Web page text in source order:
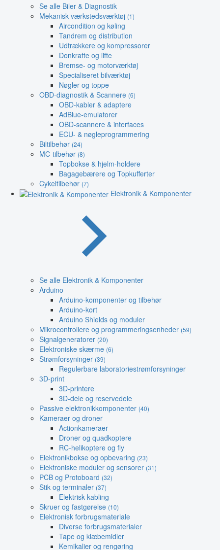
Se alle Biler & Diagnostik
Mekanisk værkstedsværktøj (1)
Aircondition og køling
Tandrem og distribution
Udtrækkere og kompressorer
Donkrafte og lifte
Bremse- og motorværktøj
Specialiseret bilværktøj
Nøgler og toppe
OBD-diagnostik & Scannere (6)
OBD-kabler & adaptere
AdBlue-emulatorer
OBD-scannere & interfaces
ECU- & nøgleprogrammering
Biltilbehør (24)
MC-tilbehør (8)
Topbokse & hjelm-holdere
Bagagebærere og Topkufferter
Cykeltilbehør (7)
Elektronik & Komponenter
Se alle Elektronik & Komponenter
Arduino
Arduino-komponenter og tilbehør
Arduino-kort
Arduino Shields og moduler
Mikrocontrollere og programmeringsenheder (59)
Signalgeneratorer (20)
Elektroniske skærme (6)
Strømforsyninger (39)
Regulerbare laboratoriestrømforsyninger
3D-print
3D-printere
3D-dele og reservedele
Passive elektronikkomponenter (40)
Kameraer og droner
Actionkameraer
Droner og quadkoptere
RC-helikoptere og fly
Elektronikbokse og opbevaring (23)
Elektroniske moduler og sensorer (31)
PCB og Protoboard (32)
Stik og terminaler (37)
Elektrisk kabling
Skruer og fastgørelse (10)
Elektronisk forbrugsmateriale
Diverse forbrugsmaterialer
Tape og klæbemidler
Kemikalier og rengøring